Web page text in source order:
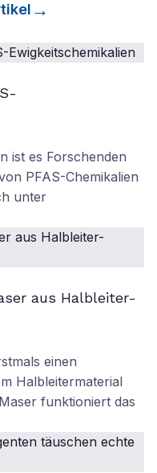
ist es Forschenden
PFAS-Chemikalien
unter
aus Halbleiter-
einen
Halbleitermaterial
funktioniert das